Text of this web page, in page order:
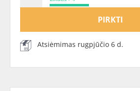
PIRKTI
Atsiėmimas rugpjūčio 6 d.